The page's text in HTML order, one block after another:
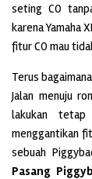
seting CO
karena Yamaha
fitur CO mau
Terus
Jalan menuju
lakukan
menggantikan
sebuah
Pasang